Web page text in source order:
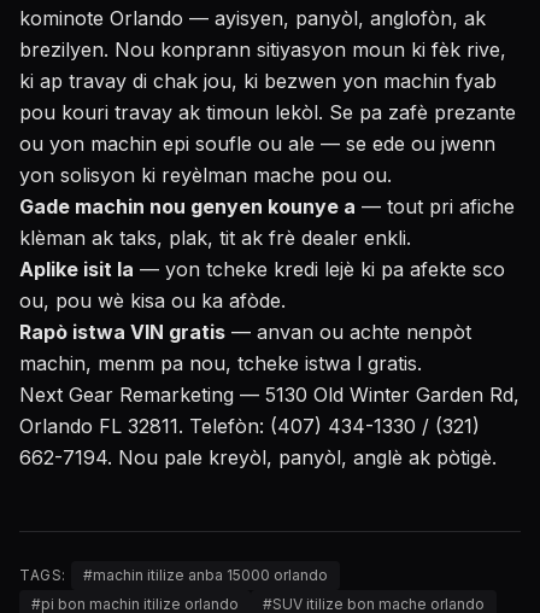
kominote Orlando — ayisyen, panyòl, anglofòn, ak
brezilyen. Nou konprann sitiyasyon moun ki fèk rive,
ki ap travay di chak jou, ki bezwen yon machin fyab
pou kouri travay ak timoun lekòl. Se pa zafè prezante
ou yon machin epi soufle ou ale — se ede ou jwenn
yon solisyon ki reyèlman mache pou ou.
Gade machin nou genyen kounye a — tout pri afiche
klèman ak taks, plak, tit ak frè dealer enkli.
Aplike isit la — yon tcheke kredi lejè ki pa afekte sco
ou, pou wè kisa ou ka afòde.
Rapò istwa VIN gratis — anvan ou achte nenpòt
machin, menm pa nou, tcheke istwa l gratis.
Next Gear Remarketing — 5130 Old Winter Garden Rd,
Orlando FL 32811. Telefòn: (407) 434-1330 / (321)
662-7194. Nou pale kreyòl, panyòl, anglè ak pòtigè.
TAGS: #machin itilize anba 15000 orlando
#pi bon machin itilize orlando #SUV itilize bon mache orlando